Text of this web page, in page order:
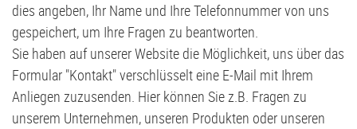
dies angeben, Ihr Name und Ihre Telefonnummer von uns
gespeichert, um Ihre Fragen zu beantworten.
Sie haben auf unserer Website die Möglichkeit, uns über das
Formular "Kontakt" verschlüsselt eine E-Mail mit Ihrem
Anliegen zuzusenden. Hier können Sie z.B. Fragen zu
unserem Unternehmen, unseren Produkten oder unseren